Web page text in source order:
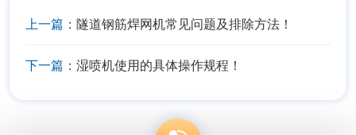
上一篇： 隧道钢筋焊网机常见问题及排除方法！
下一篇： 湿喷机使用的具体操作规程！